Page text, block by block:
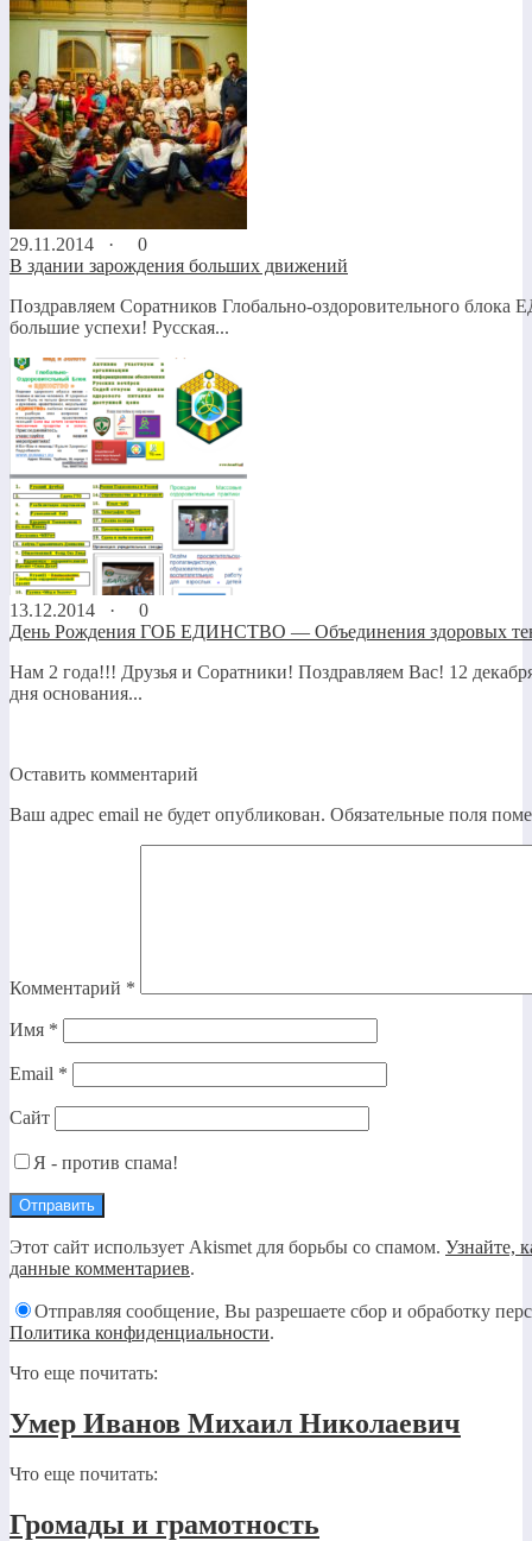
29.11.2014 ·
0
В здании зарождения больших движений
Поздравляем Соратников Глобально-оздоровительного
большие успехи! Русская...
13.12.2014 ·
0
День Рождения ГОБ ЕДИНСТВО — Объединения здоровых
Нам 2 года!!! Друзья и Соратники! Поздравляем Вас! 12
дня основания...
Оставить комментарий
Ваш адрес email не будет опубликован. Обязательные поля
Комментарий *
Имя *
Email *
Сайт
Я - против спама!
Этот сайт использует Akismet для борьбы со спамом. Узнайте,
данные комментариев.
Отправляя сообщение, Вы разрешаете сбор и обработку
Политика конфиденциальности.
Что еще почитать:
Умер Иванов Михаил Николаевич
Что еще почитать:
Громады и грамотность